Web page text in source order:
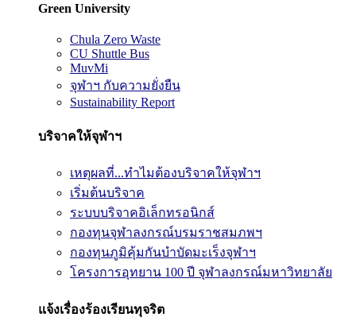
Green University
Chula Zero Waste
CU Shuttle Bus
MuvMi
จุฬาฯ กับความยั่งยืน
Sustainability Report
บริจาคให้จุฬาฯ
เหตุผลที่...ทำไมต้องบริจาคให้จุฬาฯ
เริ่มต้นบริจาค
ระบบบริจาคอิเล็กทรอนิกส์
กองทุนจุฬาลงกรณ์บรมราชสมภพฯ
กองทุนภูมิคุ้มกันบำบัดมะเร็งจุฬาฯ
โครงการอุทยาน 100 ปี จุฬาลงกรณ์มหาวิทยาลัย
แจ้งเรื่องร้องเรียนทุจริต